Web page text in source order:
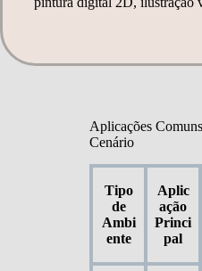
Aplicações
Cenário
Tipo
de
Ambi
ente
Aplic
ação
Princi
pal